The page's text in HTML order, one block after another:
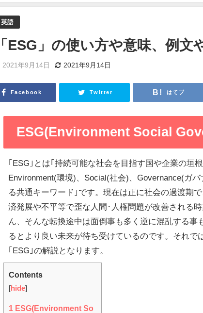
英語
「ESG」の使い方や意味、例文
2021年9月14日 2021年9月14日
Facebook Twitter はてブ
ESG(Environment Social
｢ESG｣とは｢持続可能な社会を目指す国や企業の垣
Environment(環境)、Social(社会)、Governance(ガ
る共通キーワード｣です。現在は正に社会の過渡期
済発展や不平等で歪な人間･人権問題が改善される
ん、そんな転換途中は面倒事も多く逆に混乱する事
るとより良い未来が待ち受けているのです。それで
｢ESG｣の解説となります。
Contents
[ hide]
1
ESG(Environment So